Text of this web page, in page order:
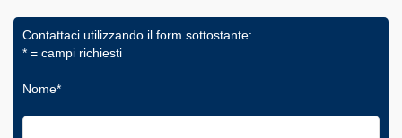
Contattaci utilizzando il form sottostante:
* = campi richiesti
Nome*